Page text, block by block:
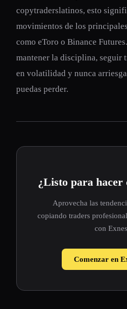
copytraderslatinos, esto
movimientos de los
como eToro o Binance
mantener la disciplina, seguir
en volatilidad y nunca
puedas perder.
¿Listo para hacer
Aprovecha las
copiando traders
con
Comenzar en